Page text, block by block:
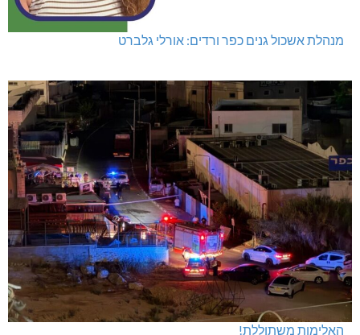
מנהלת אשכול גנים כפר ורדים: אורלי גלברט
האלימות משתוללת!